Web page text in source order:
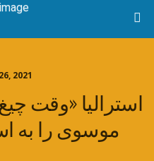
2021
استرالیا «وقت چیغ
موسوی را به